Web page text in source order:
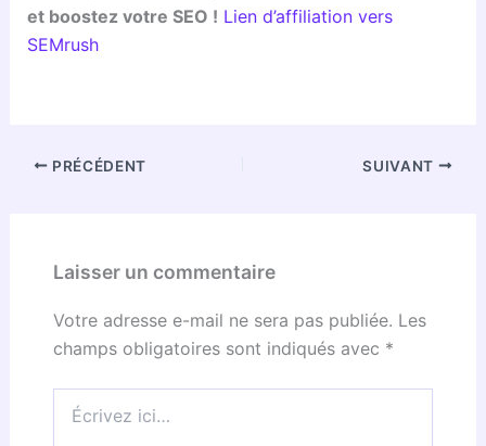
et boostez votre SEO ! Lien d’affiliation vers
SEMrush
PRÉCÉDENT SUIVANT
Laisser un commentaire
Votre adresse e-mail ne sera pas publiée. Les
champs obligatoires sont indiqués avec *
ici…